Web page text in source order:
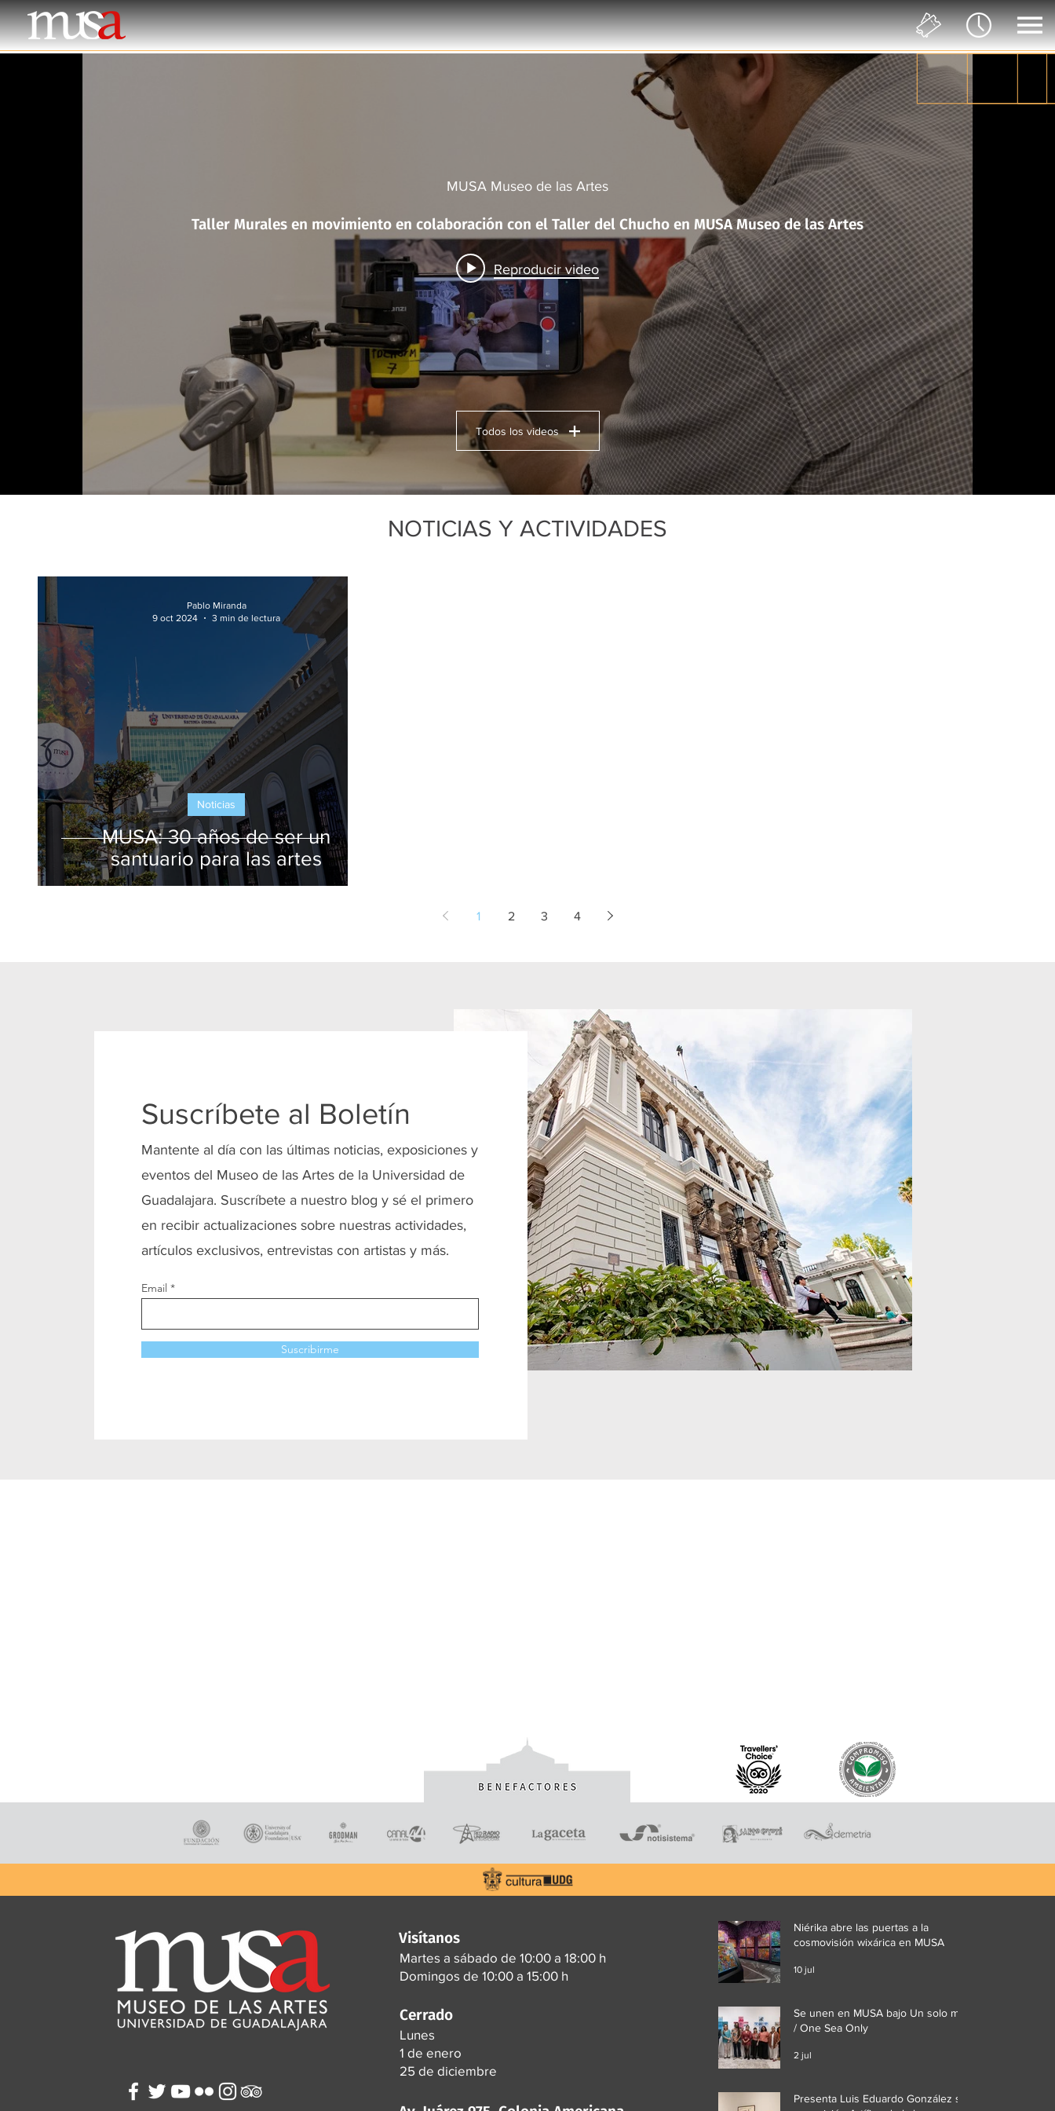
MUSA Museo de las Artes
Taller Murales en movimiento en colaboración con el Taller del Chucho en MUSA Museo de las Artes
Reproducir video
Todos los videos
NOTICIAS Y ACTIVIDADES
MUSA: 30 años de ser un
santuario para las artes
Noticias
Pablo Miranda
9 oct 2024
3 min de lectura
1 2 3 4
Suscríbete al Boletín
Mantente al día con las últimas noticias, exposiciones y
eventos del Museo de las Artes de la Universidad de
Guadalajara. Suscríbete a nuestro blog y sé el primero
en recibir actualizaciones sobre nuestras actividades,
artículos exclusivos, entrevistas con artistas y más.
Email
Suscribirme
Visítanos
Martes a sábado de 10:00 a 18:00 h
Domingos de 10:00 a 15:00 h
Cerrado
Lunes
1 de enero
25 de diciembre
Niérika abre las puertas a la
cosmovisión wixárica en MUSA
10 jul
Se unen en MUSA bajo Un solo mar
/ One Sea Only
2 jul
Presenta Luis Eduardo González su